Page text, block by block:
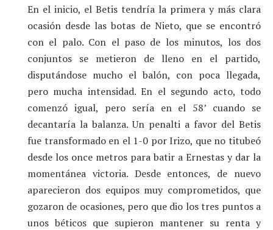
En el inicio, el Betis tendría la primera y más clara
ocasión desde las botas de Nieto, que se encontró
con el palo. Con el paso de los minutos, los dos
conjuntos se metieron de lleno en el partido,
disputándose mucho el balón, con poca llegada,
pero mucha intensidad. En el segundo acto, todo
comenzó igual, pero sería en el 58’ cuando se
decantaría la balanza. Un penalti a favor del Betis
fue transformado en el 1-0 por Irizo, que no titubeó
desde los once metros para batir a Ernestas y dar la
momentánea victoria. Desde entonces, de nuevo
aparecieron dos equipos muy comprometidos, que
gozaron de ocasiones, pero que dio los tres puntos a
unos béticos que supieron mantener su renta y